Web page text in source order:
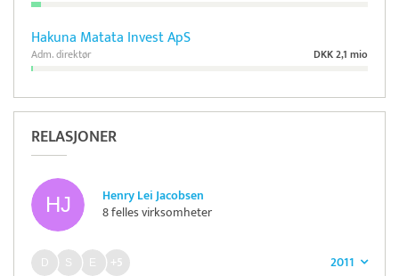
Hakuna Matata Invest ApS
DKK 2,1 mio
Adm. direktør
RELASJONER
Henry Lei Jacobsen
8 felles virksomheter
2011
+5